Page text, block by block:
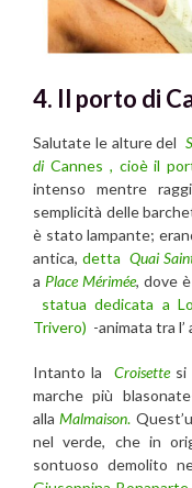
4. Il porto di
Salutate le alture del
di Cannes , cioè il
intenso mentre
semplicità delle
è stato lampante;
antica, detta Quai
a Place Mérimée, dove
statua dedicata a
Trivero) -animata tra
Intanto la Croisettesi
marche più
allaMalmaison.
nel verde, che in
sontuoso demolito